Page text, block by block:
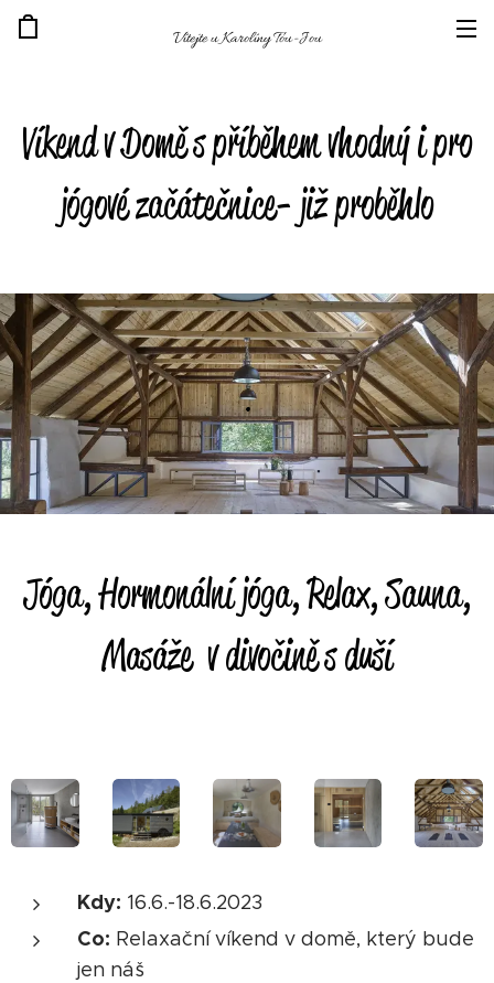
Vítejte u Karolíny Tou-Jou
Víkend v Domě s příběhem vhodný i pro
jógové začátečnice- již proběhlo
.
Jóga, Hormonální jóga, Relax, Sauna,
Masáže v divočině s duší
Kdy: 16.6.-18.6.2023
Co: Relaxační víkend v domě, který bude
jen náš